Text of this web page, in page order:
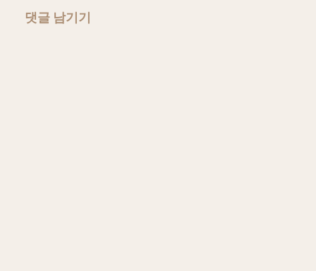
댓글 남기기